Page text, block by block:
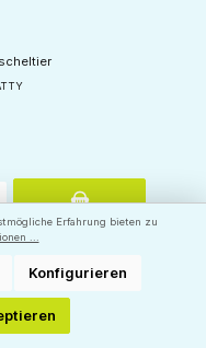
Erfahrung bieten zu
...
Konfigurieren